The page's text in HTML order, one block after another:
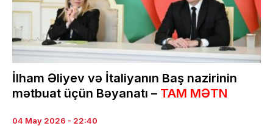
İlham Əliyev və İtaliyanın Baş nazirinin
mətbuat üçün Bəyanatı – TAM MƏTN
04 May 2026 - 22:40